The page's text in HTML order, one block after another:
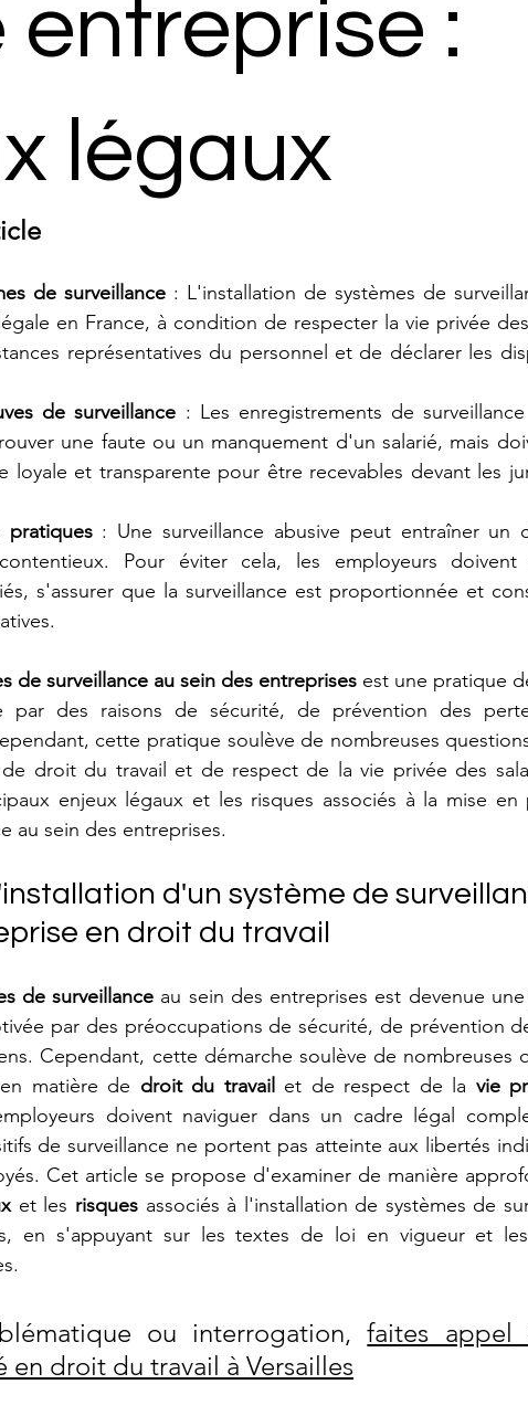
entreprise :
légaux
de surveillance : L'installation de systèmes de
en France, à condition de respecter la vie privée
représentatives du personnel et de déclarer les
de surveillance : Les enregistrements de
une faute ou un manquement d'un salarié, mais
loyale et transparente pour être recevables devant les
pratiques : Une surveillance abusive peut entraîner un
Pour éviter cela, les employeurs doivent
s'assurer que la surveillance est proportionnée et
de surveillance au sein des entreprises est une pratique
par des raisons de sécurité, de prévention des
cette pratique soulève de nombreuses
droit du travail et de respect de la vie privée des
enjeux légaux et les risques associés à la mise en
au sein des entreprises.
d'un système de
en droit du travail
de surveillance au sein des entreprises est devenue
par des préoccupations de sécurité, de prévention
Cependant, cette démarche soulève de nombreuses
matière de droit du travail et de respect de la vie
doivent naviguer dans un cadre légal
de surveillance ne portent pas atteinte aux libertés
Cet article se propose d'examiner de manière
et les risques associés à l'installation de systèmes de
en s'appuyant sur les textes de loi en vigueur et
ou interrogation, faites appel
en droit du travail à Versailles